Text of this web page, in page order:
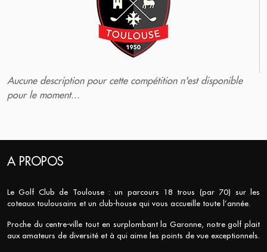
Aucune description pour cette compétition n'est disponible
pour le moment...
A PROPOS
Le Golf Club de Toulouse : un parcours 18 trous (par 70) sur les
coteaux toulousains et un club-house qui vous accueille toute l’année.
Proche du centre-ville tout en surplombant la Garonne, notre golf plait
aux amateurs de diversité et à qui aime les points de vue exceptionnels.